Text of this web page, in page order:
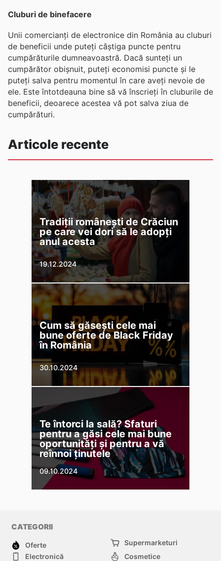
Cluburi de binefacere
Unii comercianți de electronice din România au cluburi
de beneficii unde puteți câștiga puncte pentru
cumpărăturile dumneavoastră. Dacă sunteți un
cumpărător obișnuit, puteți economisi puncte și le
puteți salva pentru momentul în care aveți nevoie de
ele. Este întotdeauna bine să vă înscrieți în cluburile de
beneficii, deoarece acestea vă pot salva ziua de
cumpărături.
Articole recente
Tradiții românești de Crăciun
pe care vei dori să le adopți
anul acesta
19.12.2024
Cum să găsești cele mai
bune oferte de Black Friday
în România
30.10.2024
Te întorci la sală? Sfaturi
pentru a găsi cele mai bune
oportunități și pentru a vă
reînnoi ținutele
09.10.2024
CATEGORII
Oferte
Supermarketuri
Electronică
Cosmetice